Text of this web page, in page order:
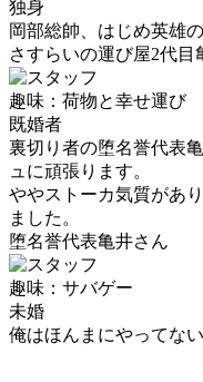
独身
岡部総帥、はじめ英雄
さすらいの運び屋2代目
趣味：荷物と幸せ運び
既婚者
裏切り者の堕名誉代表
ュに頑張ります。
ややストーカ気質があ
ました。
堕名誉代表亀井さん
趣味：サバゲー
未婚
俺はほんまにやってな